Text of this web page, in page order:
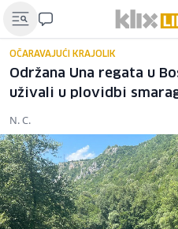
OČARAVAJUĆI KRAJOLIK
Održana Una regata u
uživali u plovidbi
N. C.